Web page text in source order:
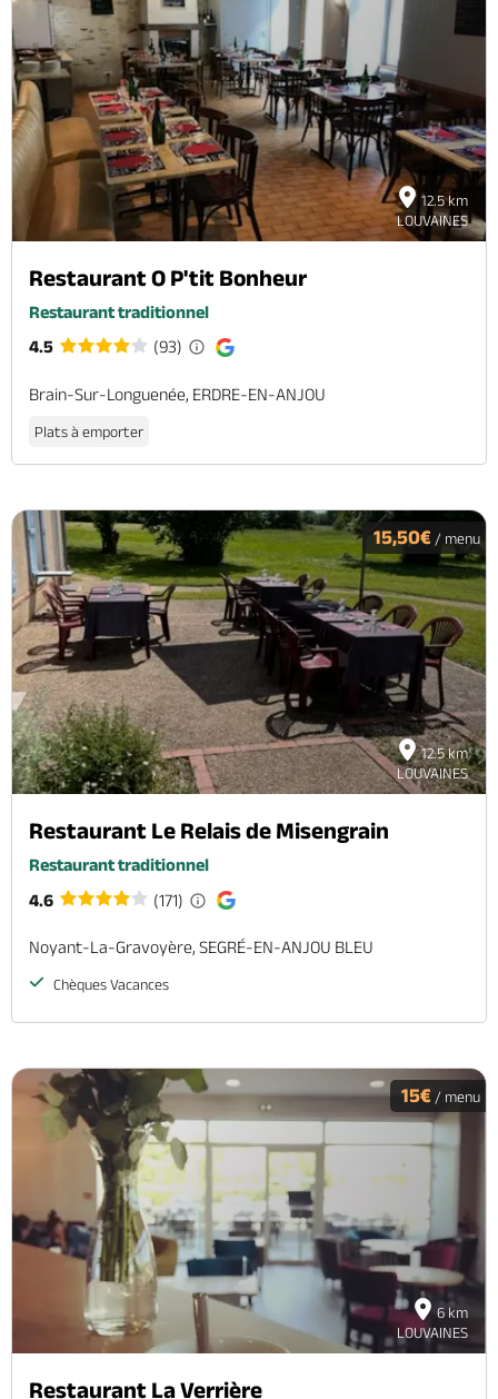
12.5 km
LOUVAINES
Restaurant O P'tit Bonheur
Restaurant traditionnel
4.5
(93)
Brain-Sur-Longuenée, ERDRE-EN-ANJOU
Plats à emporter
12.5 km
LOUVAINES
15,50€ / menu
Restaurant Le Relais de Misengrain
Restaurant traditionnel
4.6
(171)
Noyant-La-Gravoyère, SEGRÉ-EN-ANJOU BLEU
Chèques Vacances
6 km
LOUVAINES
15€ / menu
Restaurant La Verrière